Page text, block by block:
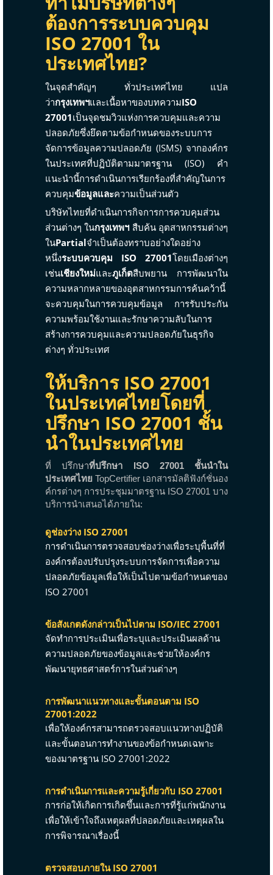
ต้องการระบบควบคุม
ISO 27001 ใน
ประเทศไทย?
ในจุดสำคัญๆ ทั่วประเทศไทย แปล
ว่ากรุงเทพฯและเนื้อหาของบทความISO
27001เป็นจุดชมวิวแห่งการควบคุมและความ
ปลอดภัยซึ่งยึดตามข้อกำหนดของระบบการ
จัดการข้อมูลความปลอดภัย (ISMS) จากองค์กร
ในประเทศที่ปฏิบัติตามมาตรฐาน (ISO) คำ
แนะนำนี้การดำเนินการเรียกร้องที่สำคัญในการ
ควบคุมข้อมูลและความเป็นส่วนตัว
บริษัทไทยที่ดำเนินการกิจการการควบคุมส่วน
ส่วนต่างๆ ใน​​กรุงเทพฯสืบค้น อุตสาหกรรมต่างๆ
ใน​​Partialจำเป็นต้องทราบอย่างใดอย่าง
หนึ่งระบบควบคุม ISO 27001โดยเมืองต่างๆ
เช่นเชียงใหม่และภูเก็ตสืบพยาน การพัฒนาใน
ความหลากหลายของอุตสาหกรรมการค้นคว้านี้
จะควบคุมในการควบคุมข้อมูล การรับประกัน
ความพร้อมใช้งานและรักษาความลับในการ
สร้างการควบคุมและความปลอดภัยในธุรกิจ
ต่างๆ ทั่วประเทศ
ให้บริการ ISO 27001
ในประเทศไทยโดยที่
ปรึกษา ISO 27001 ชั้น
นำในประเทศไทย
ที่ ปรึกษาที่ปรึกษา ISO 27001 ชั้นนำใน
ประเทศไทย TopCertifier เอกสารมัลติฟังก์ชั่นอง
ค์กรต่างๆ การประชุมมาตรฐาน ISO 27001 บาง
บริการนำเสนอได้ภายใน:
ดูช่องว่าง ISO 27001
การดำเนินการตรวจสอบช่องว่างเพื่อระบุพื้นที่ที่
องค์กรต้องปรับปรุงระบบการจัดการเพื่อความ
ปลอดภัยข้อมูลเพื่อให้เป็นไปตามข้อกำหนดของ
ISO 27001
ข้อสังเกตดังกล่าวเป็นไปตาม ISO/IEC 27001
จัดทำการประเมินเพื่อระบุและประเมินผลด้าน
ความปลอดภัยของข้อมูลและช่วยให้องค์กร
พัฒนายุทธศาสตร์การในส่วนต่างๆ
การพัฒนาแนวทางและขั้นตอนตาม ISO
27001:2022
เพื่อให้องค์กรสามารถตรวจสอบแนวทางปฏิบัติ
และขั้นตอนการทำงานของข้อกำหนดเฉพาะ
ของมาตรฐาน ISO 27001:2022
การดำเนินการและความรู้เกี่ยวกับ ISO 27001
การก่อให้เกิดการเกิดขึ้นและการที่รู้แก่พนักงาน
เพื่อให้เข้าใจถึงเหตุผลที่ปลอดภัยและเหตุผลใน
การพิจารณาเรื่องนี้
ตรวจสอบภายใน ISO 27001